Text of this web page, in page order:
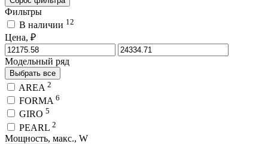
Фильтры
В наличии 12
Цена, ₽
Модельный ряд
Выбрать все
AREA 2
FORMA 6
GIRO 5
PEARL 2
Мощность, макс., W